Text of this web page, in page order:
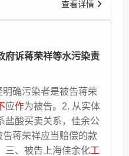
查看详情
府诉蒋荣祥等水污染责
确污染者是被告蒋荣
应作为被告。2. 从实体
盐酸买卖关系，佳余公
蒋荣祥应当赔偿的款
、被告上海佳余化工